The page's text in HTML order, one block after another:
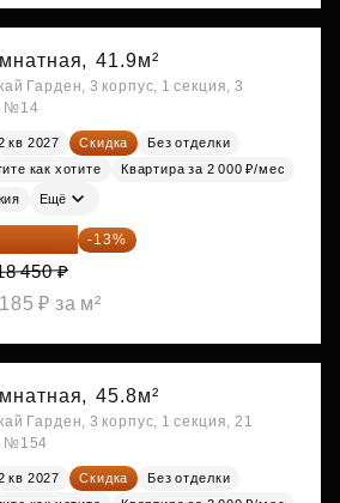
41.9м²
Гарден, 3 корпус, 1 секция, 3
№14
кв 2027 Скидка
Без отделки
как хотите
Квартира за 2 000 ₽/мес
Ещё
052 ₽ -13%
450 ₽
₽ за м²
45.8м²
Гарден, 3 корпус, 1 секция, 21
№154
кв 2027 Скидка
Без отделки